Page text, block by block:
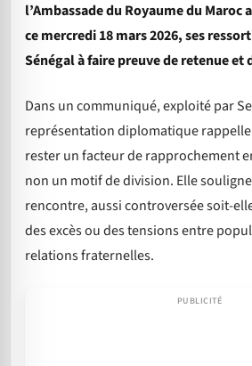
l’Ambassade du Royaume du Maroc
ce mercredi 18 mars 2026, ses
Sénégal à faire preuve de retenue et
Dans un communiqué, exploité par
représentation diplomatique
rester un facteur de rapprochement
non un motif de division. Elle souligne
rencontre, aussi controversée soit-
des excès ou des tensions entre
relations fraternelles.